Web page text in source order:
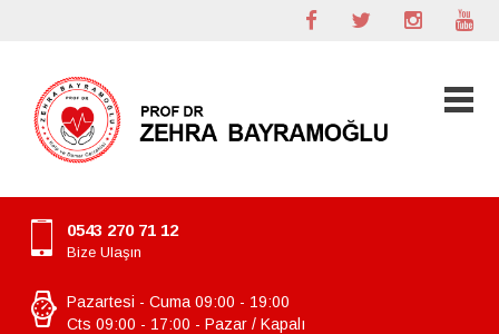
0543 270 71 12
Bize Ulaşın
Pazartesi - Cuma 09:00 - 19:00
Cts 09:00 - 17:00 - Pazar / Kapalı